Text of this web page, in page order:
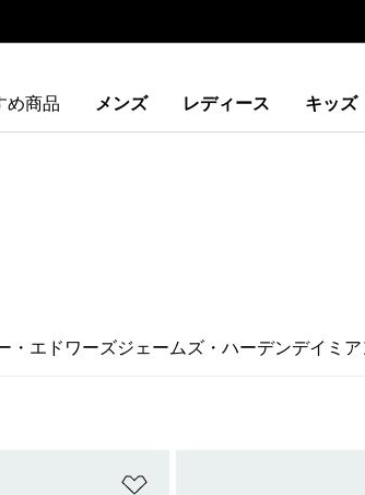
め商品 メンズ レディース キッズ
・エドワーズジェームズ・ハーデンデイミ